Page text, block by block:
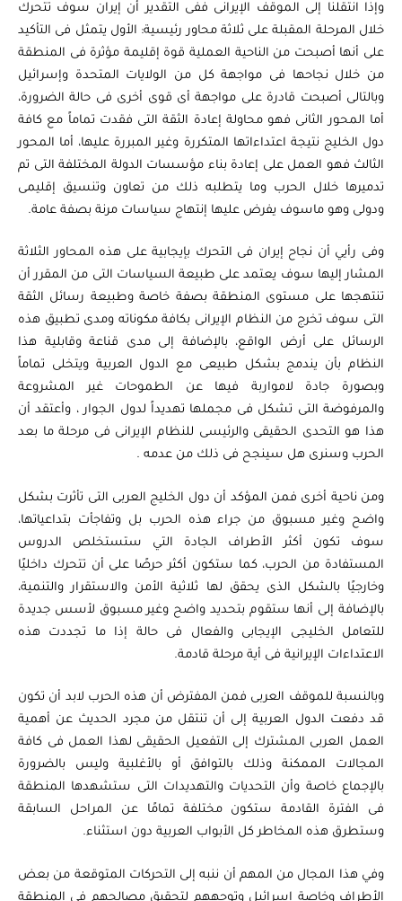
وإذا انتقلنا إلى الموقف الإيرانى ففى التقدير أن إيران سوف تتحرك
خلال المرحلة المقبلة على ثلاثة محاور رئيسية: الأول يتمثل فى التأكيد
على أنها أصبحت من الناحية العملية قوة إقليمة مؤثرة فى المنطقة
من خلال نجاحها فى مواجهة كل من الولايات المتحدة وإسرائيل
وبالتالى أصبحت قادرة على مواجهة أى قوى أخرى فى حالة الضرورة،
أما المحور الثانى فهو محاولة إعادة الثقة التى فقدت تماماً مع كافة
دول الخليج نتيجة اعتداءاتها المتكررة وغير المبررة عليها، أما المحور
الثالث فهو العمل على إعادة بناء مؤسسات الدولة المختلفة التى تم
تدميرها خلال الحرب وما يتطلبه ذلك من تعاون وتنسيق إقليمى
ودولى وهو ماسوف يفرض عليها إنتهاج سياسات مرنة بصفة عامة.
وفى رأيي أن نجاح إيران فى التحرك بإيجابية على هذه المحاور الثلاثة
المشار إليها سوف يعتمد على طبيعة السياسات التى من المقرر أن
تنتهجها على مستوى المنطقة بصفة خاصة وطبيعة رسائل الثقة
التى سوف تخرج من النظام الإيرانى بكافة مكوناته ومدى تطبيق هذه
الرسائل على أرض الواقع، بالإضافة إلى مدى قناعة وقابلية هذا
النظام بأن يندمج بشكل طبيعى مع الدول العربية ويتخلى تماماً
وبصورة جادة لامواربة فيها عن الطموحات غير المشروعة
والمرفوضة التى تشكل فى مجملها تهديداً لدول الجوار ، وأعتقد أن
هذا هو التحدى الحقيقى والرئيسى للنظام الإيرانى فى مرحلة ما بعد
الحرب وسنرى هل سينجح فى ذلك من عدمه .
ومن ناحية أخرى فمن المؤكد أن دول الخليج العربى التى تأثرت بشكل
واضح وغير مسبوق من جراء هذه الحرب بل وتفاجأت بتداعياتها،
سوف تكون أكثر الأطراف الجادة التي ستستخلص الدروس
المستفادة من الحرب، كما ستكون أكثر حرصًا على أن تتحرك داخليًا
وخارجيًا بالشكل الذى يحقق لها ثلاثية الأمن والاستقرار والتنمية،
بالإضافة إلى أنها ستقوم بتحديد واضح وغير مسبوق لأسس جديدة
للتعامل الخليجى الإيجابى والفعال فى حالة إذا ما تجددت هذه
الاعتداءات الإيرانية فى أية مرحلة قادمة.
وبالنسبة للموقف العربى فمن المفترض أن هذه الحرب لابد أن تكون
قد دفعت الدول العربية إلى أن تنتقل من مجرد الحديث عن أهمية
العمل العربى المشترك إلى التفعيل الحقيقى لهذا العمل فى كافة
المجالات الممكنة وذلك بالتوافق أو بالأغلبية وليس بالضرورة
بالإجماع خاصة وأن التحديات والتهديدات التى ستشهدها المنطقة
فى الفترة القادمة ستكون مختلفة تمامًا عن المراحل السابقة
وستطرق هذه المخاطر كل الأبواب العربية دون استثناء.
وفي هذا المجال من المهم أن ننبه إلى التحركات المتوقعة من بعض
الأطراف وخاصة إسرائيل وتوجههم لتحقيق مصالحهم فى المنطقة